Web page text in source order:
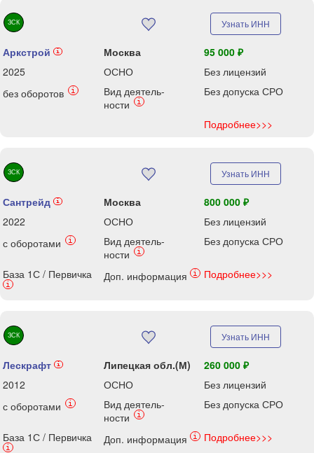
ЗСК Узнать ИНН
Аркстрой i Москва
95 000 ₽
2025
ОСНО
Без лицензий
без оборотов
i
Вид деятель-
ности
i
Без допуска СРО
Подробнее>>>
ЗСК Узнать ИНН
Сантрейд i Москва
800 000 ₽
2022
ОСНО
Без лицензий
с оборотами
i
Вид деятель-
ности
i
Без допуска СРО
База 1С / Первичка
i
Доп. информация i Подробнее>>>
ЗСК Узнать ИНН
Лескрафт i Липецкая обл.(М)
260 000 ₽
2012
ОСНО
Без лицензий
с оборотами
i
Вид деятель-
ности
i
Без допуска СРО
База 1С / Первичка
i
Доп. информация i Подробнее>>>